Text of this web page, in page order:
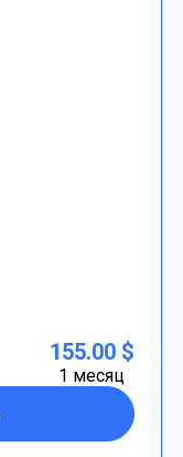
155.00 $
1 месяц